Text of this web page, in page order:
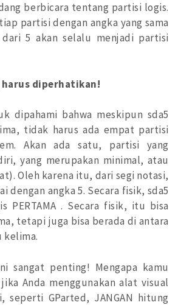
berbicara tentang partisi logis.
partisi dengan angka yang sama
5 akan selalu menjadi partisi
diperhatikan!
dipahami bahwa meskipun sda5
tidak harus ada empat partisi
Akan ada satu, partisi yang
yang merupakan minimal, atau
Oleh karena itu, dari segi notasi,
dengan angka 5. Secara fisik, sda5
PERTAMA . Secara fisik, itu bisa
tetapi juga bisa berada di antara
kelima.
sangat penting! Mengapa kamu
Anda menggunakan alat visual
seperti GParted, JANGAN hitung